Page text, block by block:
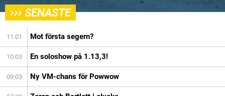
››› SENASTE
11:01 Mot första segern?
10:03 En soloshow på 1.13,3!
09:03 Ny VM-chans för Powwow